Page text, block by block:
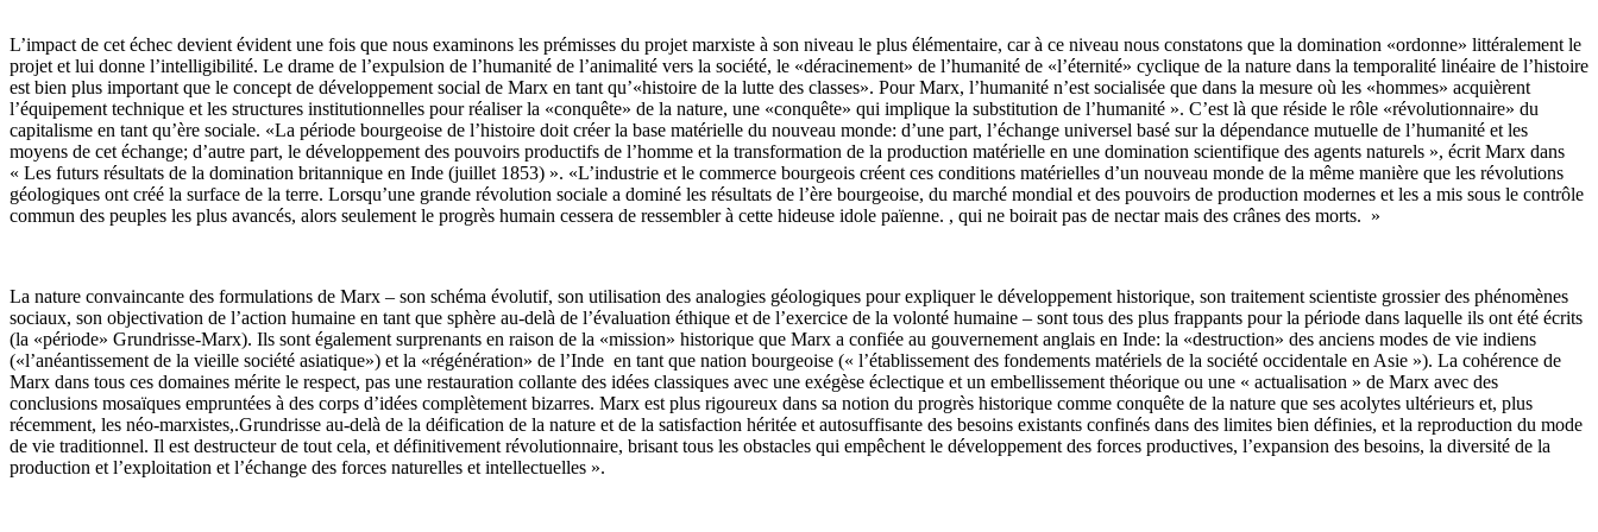
L’impact de cet échec devient évident une fois que nous examinons les prémisses du projet marxiste à son niveau le plus élémentaire, car à ce niveau nous constatons que la domination «ordonne» littéralement le
projet et lui donne l’intelligibilité. Le drame de l’expulsion de l’humanité de l’animalité vers la société, le «déracinement» de l’humanité de «l’éternité» cyclique de la nature dans la temporalité linéaire de l’histoire
est bien plus important que le concept de développement social de Marx en tant qu’«histoire de la lutte des classes». Pour Marx, l’humanité n’est socialisée que dans la mesure où les «hommes» acquièrent
l’équipement technique et les structures institutionnelles pour réaliser la «conquête» de la nature, une «conquête» qui implique la substitution de l’humanité ». C’est là que réside le rôle «révolutionnaire» du
capitalisme en tant qu’ère sociale. «La période bourgeoise de l’histoire doit créer la base matérielle du nouveau monde: d’une part, l’échange universel basé sur la dépendance mutuelle de l’humanité et les
moyens de cet échange; d’autre part, le développement des pouvoirs productifs de l’homme et la transformation de la production matérielle en une domination scientifique des agents naturels », écrit Marx dans
« Les futurs résultats de la domination britannique en Inde (juillet 1853) ». «L’industrie et le commerce bourgeois créent ces conditions matérielles d’un nouveau monde de la même manière que les révolutions
géologiques ont créé la surface de la terre. Lorsqu’une grande révolution sociale a dominé les résultats de l’ère bourgeoise, du marché mondial et des pouvoirs de production modernes et les a mis sous le contrôle
commun des peuples les plus avancés, alors seulement le progrès humain cessera de ressembler à cette hideuse idole païenne. , qui ne boirait pas de nectar mais des crânes des morts. »
La nature convaincante des formulations de Marx – son schéma évolutif, son utilisation des analogies géologiques pour expliquer le développement historique, son traitement scientiste grossier des phénomènes
sociaux, son objectivation de l’action humaine en tant que sphère au-delà de l’évaluation éthique et de l’exercice de la volonté humaine – sont tous des plus frappants pour la période dans laquelle ils ont été écrits
(la «période» Grundrisse-Marx). Ils sont également surprenants en raison de la «mission» historique que Marx a confiée au gouvernement anglais en Inde: la «destruction» des anciens modes de vie indiens
(«l’anéantissement de la vieille société asiatique») et la «régénération» de l’Inde en tant que nation bourgeoise (« l’établissement des fondements matériels de la société occidentale en Asie »). La cohérence de
Marx dans tous ces domaines mérite le respect, pas une restauration collante des idées classiques avec une exégèse éclectique et un embellissement théorique ou une « actualisation » de Marx avec des
conclusions mosaïques empruntées à des corps d’idées complètement bizarres. Marx est plus rigoureux dans sa notion du progrès historique comme conquête de la nature que ses acolytes ultérieurs et, plus
récemment, les néo-marxistes,.Grundrisse au-delà de la déification de la nature et de la satisfaction héritée et autosuffisante des besoins existants confinés dans des limites bien définies, et la reproduction du mode
de vie traditionnel. Il est destructeur de tout cela, et définitivement révolutionnaire, brisant tous les obstacles qui empêchent le développement des forces productives, l’expansion des besoins, la diversité de la
production et l’exploitation et l’échange des forces naturelles et intellectuelles ».